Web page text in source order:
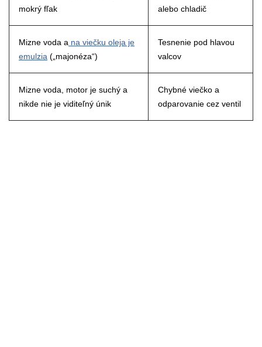
mokrý fľak
alebo chladič
Mizne voda a na viečku oleja je
emulzia („majonéza“)
Tesnenie pod hlavou
valcov
Mizne voda, motor je suchý a
nikde nie je viditeľný únik
Chybné viečko a
odparovanie cez ventil